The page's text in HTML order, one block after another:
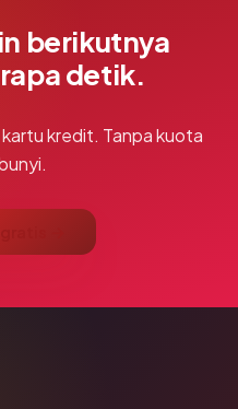
berikutnya
detik.
kredit. Tanpa kuota
→